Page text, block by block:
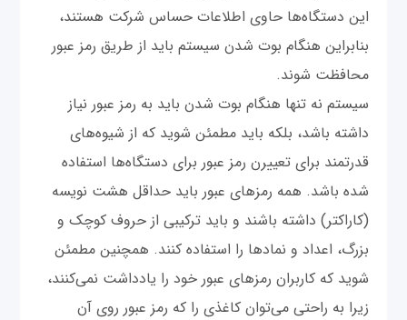
این دستگاه‌ها حاوی اطلاعات حساس شرکت هستند،
بنابراین هنگام بوت شدن سیستم باید از طریق رمز عبور
محافظت شوند.
سیستم نه تنها هنگام بوت شدن باید به رمز عبور نیاز
داشته باشد، بلکه باید مطمئن شوید که از شیوه‌های
قدرتمند برای تعییرن رمز عبور برای دستگاه‌ها استفاده
شده باشد. همه رمزهای عبور باید حداقل هشت نویسه
(کاراکتر) داشته باشند و باید ترکیبی از حروف کوچک و
بزرگ، اعداد و نمادها را استفاده کنند. همچنین مطمئن
شوید که کاربران رمزهای عبور خود را یادداشت نمی‌کنند،
زیرا به راحتی می‌توان کاغذی را که رمز عبور روی آن